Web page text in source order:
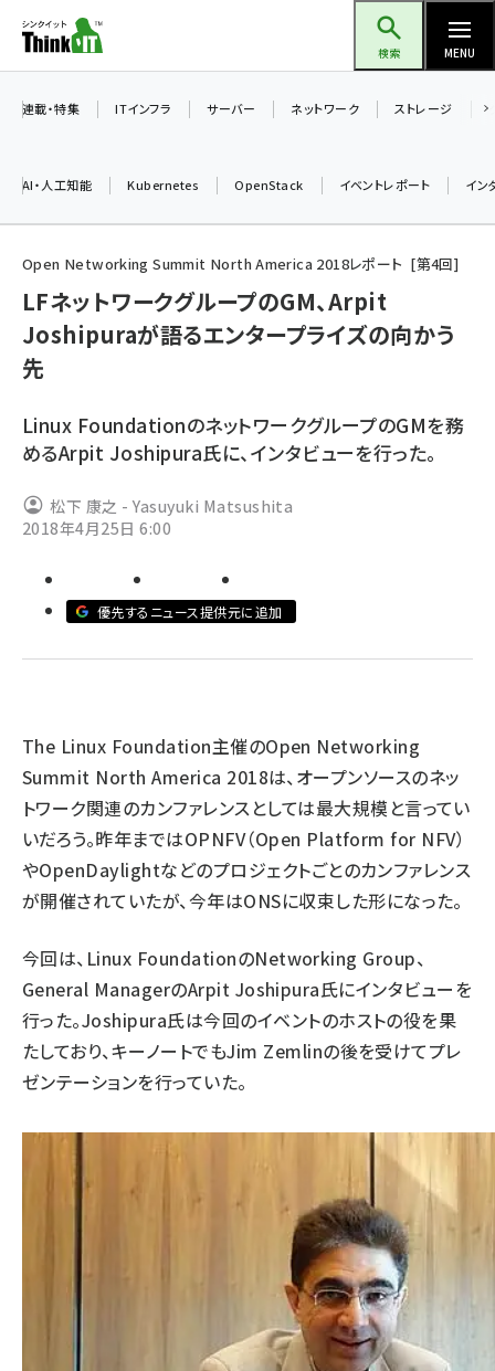
ン
ツ
検索 MENU
加藤銘のチーム貢献～仲間と築いた勝利の絆～ (2287)
iot女子会 (2243)
drupal (1921)
genai (1464)
ai crunch (1336)
abc123 (1334)
連載・特集 ITインフラ サーバー ネットワーク ストレージ
AI・人工知能 Kubernetes OpenStack イベントレポート イン
Open Networking Summit North America 2018レポート 第4回
LFネットワークグループのGM、Arpit
Joshipuraが語るエンタープライズの向かう
先
Linux FoundationのネットワークグループのGMを務
めるArpit Joshipura氏に、インタビューを行った。
松下 康之 - Yasuyuki Matsushita
2018年4月25日 6:00
優先するニュース提供元に追加
The Linux Foundation主催のOpen Networking
Summit North America 2018は、オープンソースのネッ
トワーク関連のカンファレンスとしては最大規模と言ってい
いだろう。昨年まではOPNFV（Open Platform for NFV）
やOpenDaylightなどのプロジェクトごとのカンファレンス
が開催されていたが、今年はONSに収束した形になった。
今回は、Linux FoundationのNetworking Group、
General ManagerのArpit Joshipura氏にインタビューを
行った。Joshipura氏は今回のイベントのホストの役を果
たしており、キーノートでもJim Zemlinの後を受けてプレ
ゼンテーションを行っていた。